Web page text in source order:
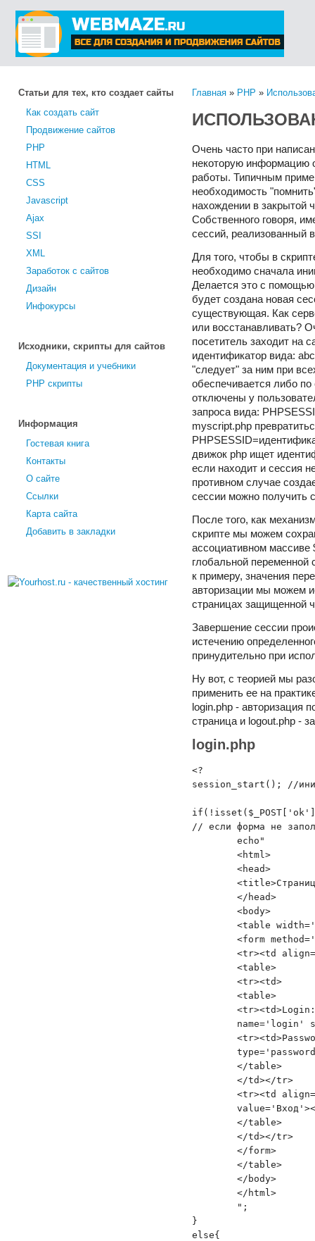
Главная » PHP »
Очень часто при
некоторую информацию
работы. Типичным
необходимость
нахождении в закрытой
Собственного говоря,
сессий, реализованный
Для того, чтобы в
необходимо сначала
Делается это с
будет создана новая
существующая. Как
или восстанавливать?
посетитель заходит на
идентификатор вида:
"следует" за ним при
обеспечивается либо
отключены у
запроса вида:
myscript.php
движок php ищет
если находит и сессия
противном случае
сессии можно получить
После того, как
скрипте мы можем
ассоциативном массиве
глобальной переменной
к примеру, значения
авторизации мы можем
страницах защищенной
Завершение сессии
истечению
принудительно при
Ну вот, с теорией мы
применить ее на
login.php - авторизация
страница и logout.php -
login.php
<?
session_start(); //
// если форма не
name='login'
}
else{
Статьи для тех, кто создает сайты
Как создать сайт
Продвижение сайтов
PHP
HTML
CSS
Javascript
Ajax
SSI
XML
Заработок с сайтов
Дизайн
Инфокурсы
Исходники, скрипты для сайтов
Документация и учебники
PHP скрипты
Информация
Гостевая книга
Контакты
О сайте
Ссылки
Карта сайта
Добавить в закладки